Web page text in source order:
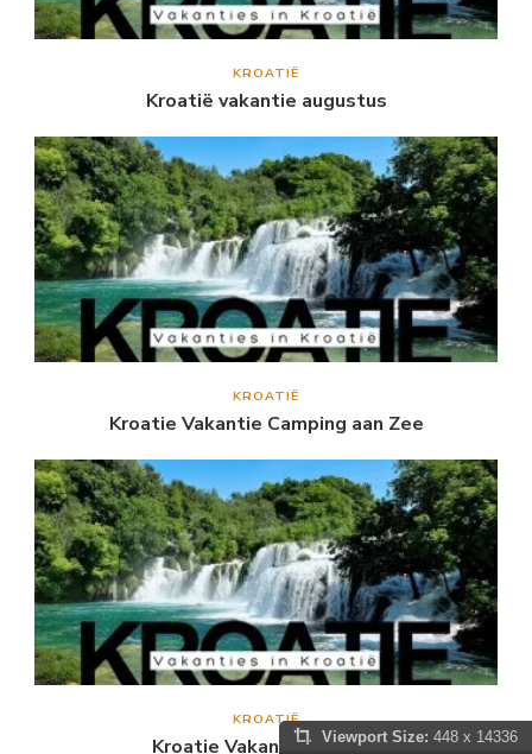
KROATIË
Kroatië vakantie augustus
KROATIË
Kroatie Vakantie Camping aan Zee
KROATIË
Kroatie Vakantie Camper
Viewport Size: 448 x 14336